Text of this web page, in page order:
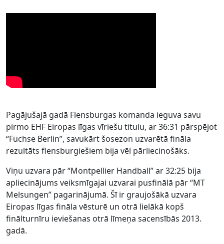
Pagājušajā gadā Flensburgas komanda ieguva savu
pirmo EHF Eiropas līgas vīriešu titulu, ar 36:31 pārspējot
“Füchse Berlin”, savukārt šosezon uzvarētā fināla
rezultāts flensburgiešiem bija vēl pārliecinošāks.
Viņu uzvara pār “Montpellier Handball” ar 32:25 bija
apliecinājums veiksmīgajai uzvarai pusfinālā pār “MT
Melsungen” pagarinājumā. Šī ir graujošākā uzvara
Eiropas līgas fināla vēsturē un otrā lielākā kopš
finālturnīru ieviešanas otrā līmeņa sacensībās 2013.
gadā.